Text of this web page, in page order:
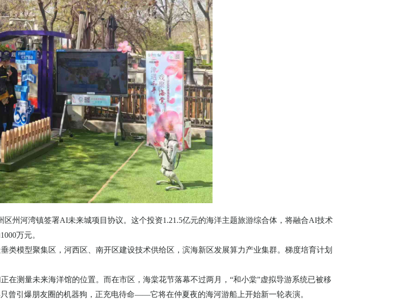
区州河湾镇签署AI未来城项目协议。这个投资1.21.5亿元的海洋主题旅游综合体，将融合AI技术
1000万元。
类模型聚集区，河西区、南开区建设技术供给区，滨海新区发展算力产业集群。梯度培育计划
在测量未来海洋馆的位置。而在市区，海棠花节落幕不过两月，“和小棠”虚拟导游系统已被移
曾引爆朋友圈的机器狗，正充电待命——它将在仲夏夜的海河游船上开始新一轮表演。